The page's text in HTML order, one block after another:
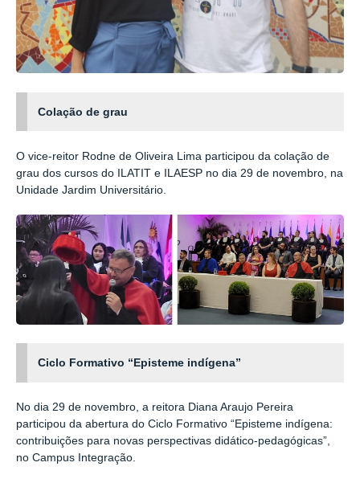
Colação de grau
O vice-reitor Rodne de Oliveira Lima participou da colação de
grau dos cursos do ILATIT e ILAESP no dia 29 de novembro, na
Unidade Jardim Universitário.
Ciclo Formativo “Episteme indígena”
No dia 29 de novembro, a reitora Diana Araujo Pereira
participou da abertura do Ciclo Formativo “Episteme indígena:
contribuições para novas perspectivas didático-pedagógicas”,
no Campus Integração.